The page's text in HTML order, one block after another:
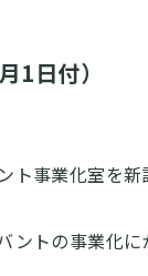
1日付）
ト事業化室を新
ントの事業化